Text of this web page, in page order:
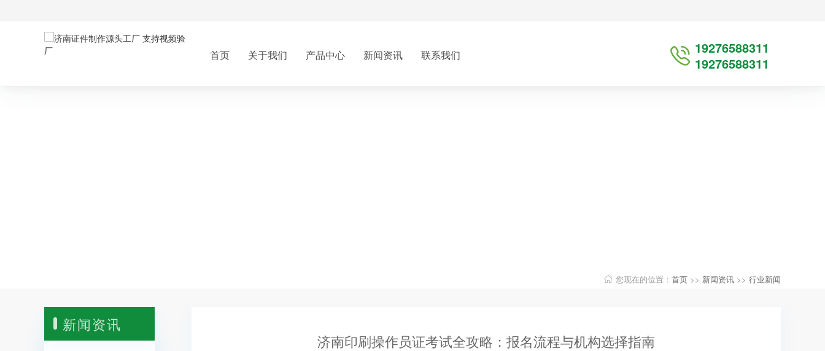
首页 关于我们 产品中心 新闻资讯 联系我们
19276588311
19276588311
您现在的位置： 首页 >> 新闻资讯 >> 行业新闻
新闻资讯
济南印刷操作员证考试全攻略：报名流程与机构选择指南